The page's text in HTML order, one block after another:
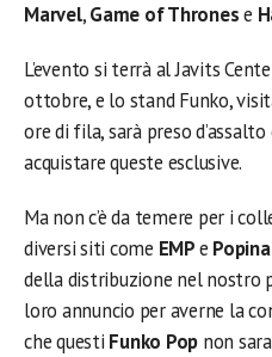
Marvel,Game of Thronese
L’evento si terrà al Javits
ottobre, e lo stand Funko,
ore di fila, sarà preso
acquistare queste esclusive.
Ma non c’è da temere per i
diversi siti come EMPe
della distribuzione nel nostro
loro annuncio per averne la
che questi Funko Pop non